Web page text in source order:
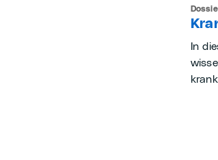
In